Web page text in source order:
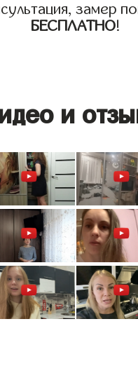
замер
БЕСПЛАТНО!
и